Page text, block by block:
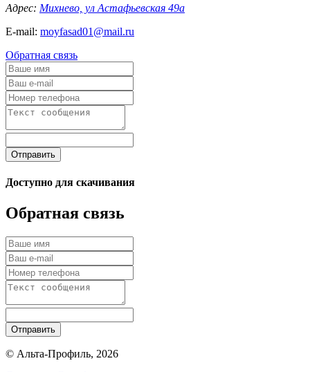
Адрес: Михнево, ул Астафьевская 49а
E-mail: moyfasad01@mail.ru
Обратная связь
Отправить
Доступно для скачивания
Обратная связь
Отправить
© Альта-Профиль, 2026